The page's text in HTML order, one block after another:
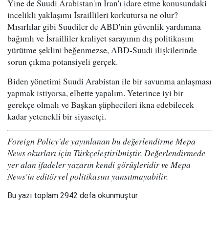
Yine de Suudi Arabistan'ın İran'ı idare etme konusundaki
incelikli yaklaşımı İsraillileri korkutursa ne olur?
Mısırlılar gibi Suudiler de ABD'nin güvenlik yardımına
bağımlı ve İsrailliler kraliyet sarayının dış politikasını
yürütme şeklini beğenmezse, ABD-Suudi ilişkilerinde
sorun çıkma potansiyeli gerçek.
Biden yönetimi Suudi Arabistan ile bir savunma anlaşması
yapmak istiyorsa, elbette yapalım. Yeterince iyi bir
gerekçe olmalı ve Başkan şüphecileri ikna edebilecek
kadar yetenekli bir siyasetçi.
Foreign Policy'de yayınlanan bu değerlendirme Mepa
News okurları için Türkçeleştirilmiştir. Değerlendirmede
yer alan ifadeler yazarın kendi görüşleridir ve Mepa
News'in editöryel politikasını yansıtmayabilir.
Bu yazı toplam 2942 defa okunmuştur